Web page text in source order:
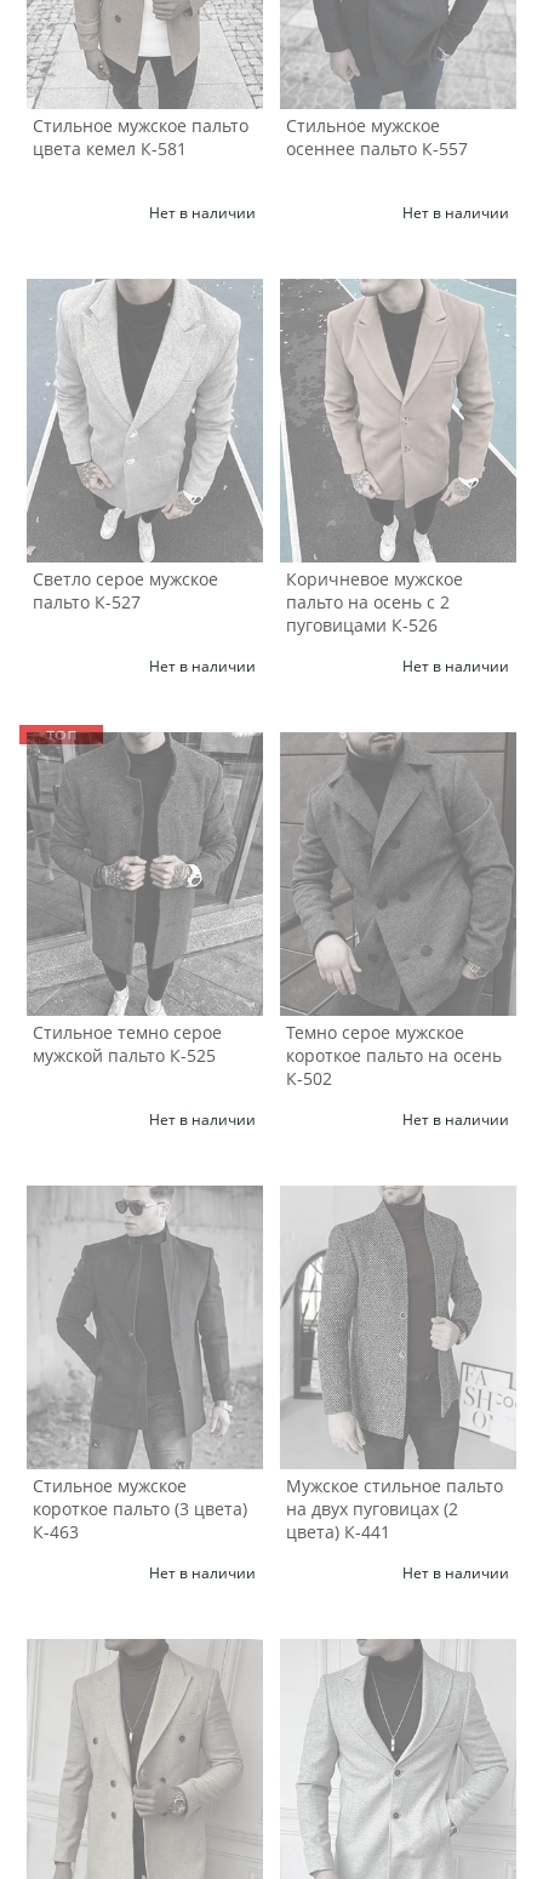
Стильное мужское пальто
цвета кемел К-581
Нет в наличии
Стильное мужское
осеннее пальто К-557
Нет в наличии
Светло серое мужское
пальто К-527
Нет в наличии
Коричневое мужское
пальто на осень с 2
пуговицами К-526
Нет в наличии
Стильное темно серое
мужской пальто К-525
Нет в наличии
Темно серое мужское
короткое пальто на осень
К-502
Нет в наличии
Стильное мужское
короткое пальто (3 цвета)
К-463
Нет в наличии
Мужское стильное пальто
на двух пуговицах (2
цвета) К-441
Нет в наличии